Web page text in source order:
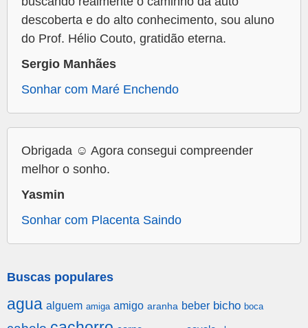
descoberta e do alto conhecimento, sou aluno
do Prof. Hélio Couto, gratidão eterna.
Sergio Manhães
Sonhar com Maré Enchendo
Obrigada ☺️ Agora consegui compreender
melhor o sonho.
Yasmin
Sonhar com Placenta Saindo
Buscas populares
agua alguem amiga amigo aranha beber bicho boca